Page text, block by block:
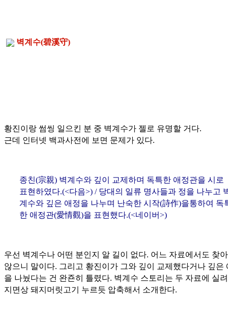
벽계수(碧溪守)
황진이랑 썸씽 일으킨 분 중 벽계수가 젤로 유명할 거다.
근데 인터넷 백과사전에 보면 문제가 있다.
종친(宗親) 벽계수와 깊이 교제하며 독특한 애정관을 시로
표현하였다.(<다음>) / 당대의 일류 명사들과 정을 나누고
계수와 깊은 애정을 나누며 난숙한 시작(詩作)을통하여 독
한 애정관(愛情觀)을 표현했다.(<네이버>)
우선 벽계수나 어떤 분인지 알 길이 없다. 어느 자료에서도 찾
않으니 말이다. 그리고 황진이가 그와 깊이 교제했다거나 깊은
을 나눴다는 건 완죤히 틀렸다. 벽계수 스토리는 두 자료에 실
지면상 돼지머릿고기 누르듯 압축해서 소개한다.